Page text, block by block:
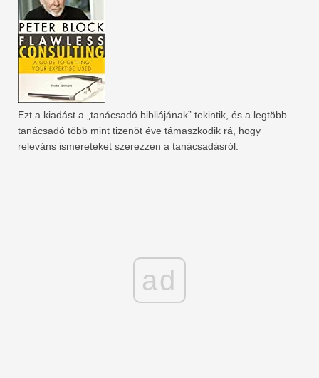
Ezt a kiadást a „tanácsadó bibliájának” tekintik, és a legtöbb
tanácsadó több mint tizenöt éve támaszkodik rá, hogy
releváns ismereteket szerezzen a tanácsadásról.
ad